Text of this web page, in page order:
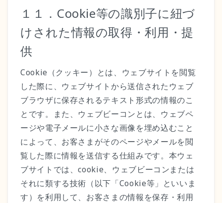
１１．Cookie等の識別子に紐づ
けされた情報の取得・利用・提
供
Cookie（クッキー）とは、ウェブサイトを閲覧
した際に、ウェブサイトから送信されたウェブ
ブラウザに保存されるテキスト形式の情報のこ
とです。また、ウェブビーコンとは、ウェブペ
ージや電子メールに小さな画像を埋め込むこと
によって、お客さまがそのページやメールを閲
覧した際に情報を送信する仕組みです。本ウェ
ブサイトでは、cookie、ウェブビーコンまたは
それに類する技術（以下「Cookie等」といいま
す）を利用して、お客さまの情報を保存・利用